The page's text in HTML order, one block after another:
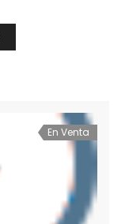
En Venta